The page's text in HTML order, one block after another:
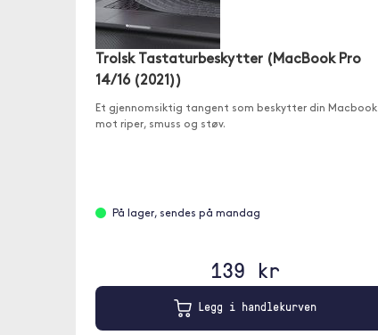
Trolsk Tastaturbeskytter (MacBook Pro
14/16 (2021))
Et gjennomsiktig tangent som beskytter din Macbook
mot riper, smuss og støv.
På lager, sendes på mandag
139 kr
Legg i handlekurven